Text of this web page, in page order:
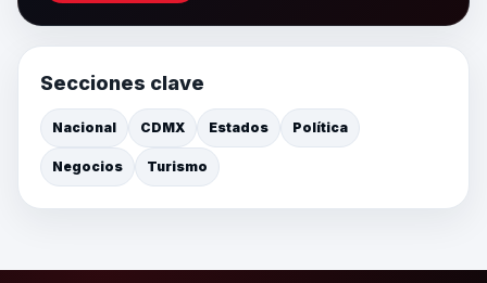
Secciones clave
Nacional CDMX Estados Política
Negocios Turismo